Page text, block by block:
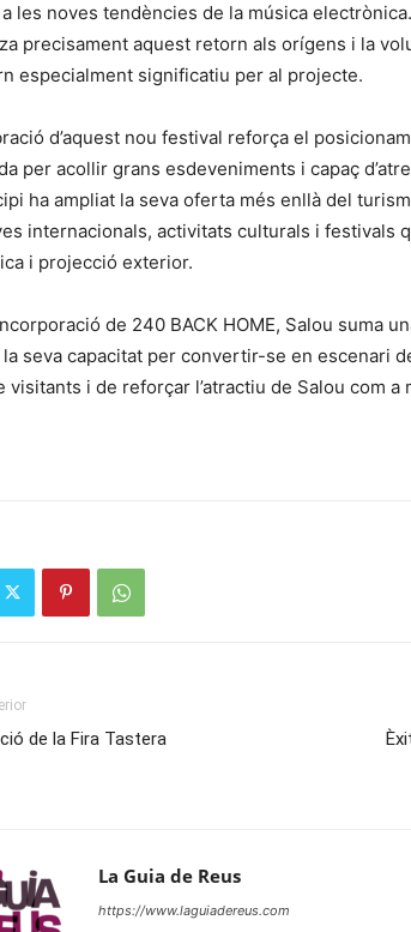
les noves tendències de la música
precisament aquest retorn als orígens i la
especialment significatiu per al projecte.
d’aquest nou festival reforça el
per acollir grans esdeveniments i capaç
ha ampliat la seva oferta més enllà del
internacionals, activitats culturals i festivals
i projecció exterior.
de 240 BACK HOME, Salou suma
seva capacitat per convertir-se en escenari
visitants i de reforçar l’atractiu de Salou com
de la Fira Tastera
La Guia de Reus
https://www.laguiadereus.com